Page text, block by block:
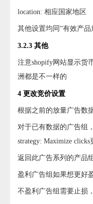
location: 相应国家地区
其他设置均同“有效产品
3.2.3 其他
注意shopify网站显示货
洲都是不一样的
4 更改竞价设置
根据之前的放量广告数
对于已有数据的广告组
strategy: Maximize clicks
返回此广告系列的产品
盈利广告组如果想更好
不盈利广告组需要止损